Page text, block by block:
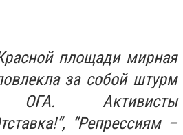
площади мирная
за собой штурм
ОГА. Активисты
“Репрессиям –